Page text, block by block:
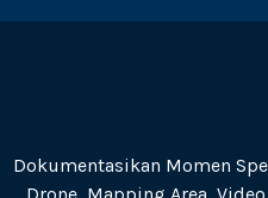
Dokumentasikan Momen